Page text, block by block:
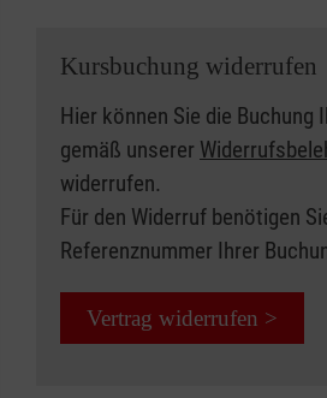
Kursbuchung widerrufen
Hier können Sie die Buchung
gemäß unserer
widerrufen.
Für den Widerruf benötigen
Referenznummer Ihrer
Vertrag widerrufen >